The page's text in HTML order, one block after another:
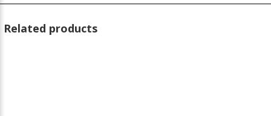
Related products